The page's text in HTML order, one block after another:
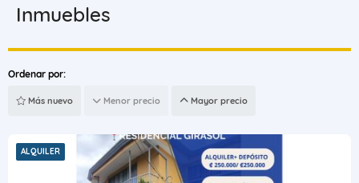
Inmuebles
Ordenar por:
Más nuevo Menor precio Mayor precio
ALQUILER